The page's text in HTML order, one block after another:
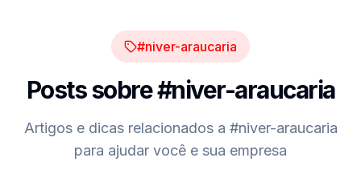
#niver-araucaria
Posts sobre#niver-araucaria
Artigos e dicas relacionados a #niver-araucaria
para ajudar você e sua empresa